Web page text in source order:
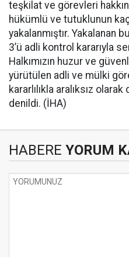
teşkilat ve görevleri
hükümlü ve tutuklunun
yakalanmıştır. Yakalanan
3’ü adli kontrol kararıyla
Halkımızın huzur ve
yürütülen adli ve mülki
kararlılıkla aralıksız
denildi. (İHA)
HABERE YORUM